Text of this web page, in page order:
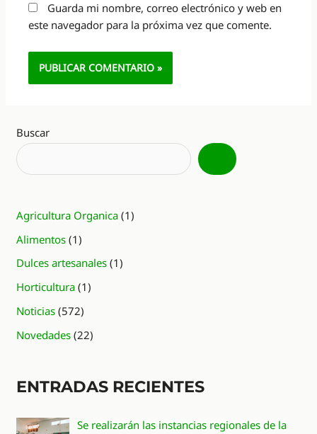
Guarda mi nombre, correo electrónico y web en
este navegador para la próxima vez que comente.
Buscar
Agricultura Organica (1)
Alimentos (1)
Dulces artesanales (1)
Horticultura (1)
Noticias (572)
Novedades (22)
ENTRADAS RECIENTES
Se realizarán las instancias regionales de la